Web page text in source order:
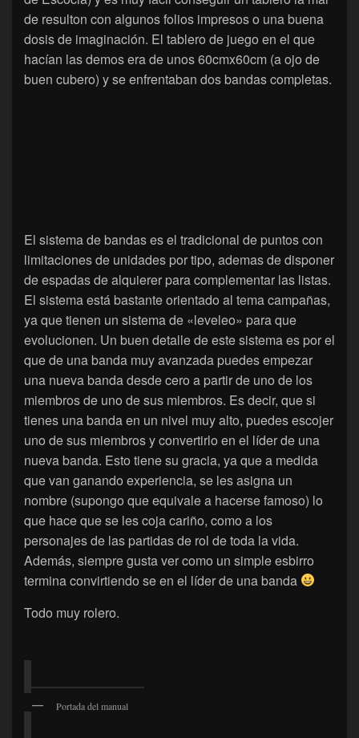
de resulton con algunos folios impresos o una buena
dosis de imaginación. El tablero de juego en el que
hacían las demos era de unos 60cmx60cm (a ojo de
buen cubero) y se enfrentaban dos bandas completas.
El sistema de bandas es el tradicional de puntos con
limitaciones de unidades por tipo, ademas de disponer
de espadas de alquierer para complementar las listas.
El sistema está bastante orientado al tema campañas,
ya que tienen un sistema de «leveleo» para que
evolucionen. Un buen detalle de este sistema es por el
que de una banda muy avanzada puedes empezar
una nueva banda desde cero a partir de uno de los
miembros de uno de sus miembros. Es decir, que si
tienes una banda en un nivel muy alto, puedes escojer
uno de sus miembros y convertirlo en el líder de una
nueva banda. Esto tiene su gracia, ya que a medida
que van ganando experiencia, se les asigna un
nombre (supongo que equivale a hacerse famoso) lo
que hace que se les coja cariño, como a los
personajes de las partidas de rol de toda la vida.
Además, siempre gusta ver como un simple esbirro
termina convirtiendo se en el líder de una banda
Todo muy rolero.
Portada del manual